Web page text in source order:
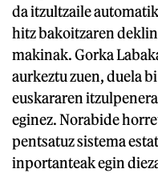
da itzultzaile
hitz bakoitzaren
makinak. Gorka
aurkeztu zuen, duela
euskararen
eginez. Norabide
pentsatuz sistema
inportanteak egin